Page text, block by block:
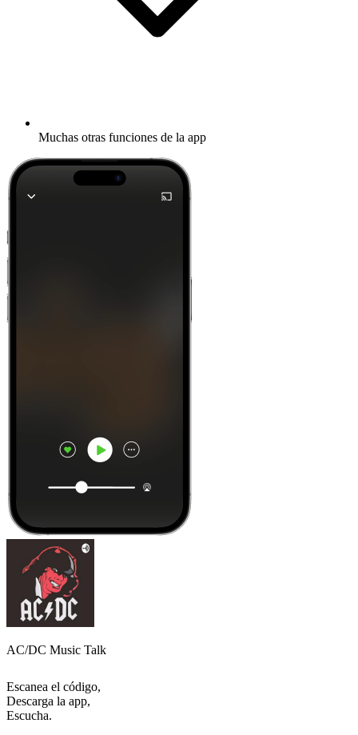
Muchas otras funciones de la app
AC/DC Music Talk
Escanea el código,
Descarga la app,
Escucha.